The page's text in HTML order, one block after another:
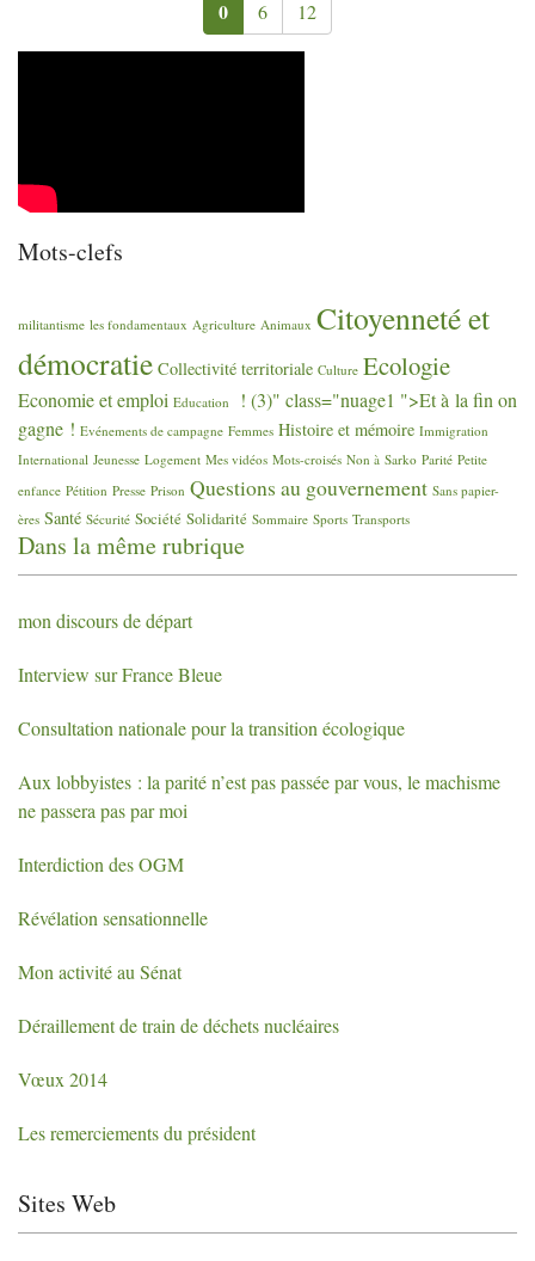
0 6 12
Mots-clefs
militantisme les fondamentaux Agriculture Animaux Citoyenneté et
démocratie Collectivité territoriale Culture Ecologie
Economie et emploi Education
! (3)" class="nuage1 ">Et à la fin on
gagne ! Evénements de campagne Femmes Histoire et mémoire Immigration
International Jeunesse Logement Mes vidéos Mots-croisés Non à Sarko Parité Petite
enfance Pétition Presse Prison Questions au gouvernement Sans papier-
ères Santé Sécurité Société Solidarité Sommaire Sports Transports
Dans la même rubrique
mon discours de départ
Interview sur France Bleue
Consultation nationale pour la transition écologique
Aux lobbyistes : la parité n’est pas passée par vous, le machisme
ne passera pas par moi
Interdiction desOGM
Révélation sensationnelle
Mon activité au Sénat
Déraillement de train de déchets nucléaires
Vœux 2014
Les remerciements du président
Sites Web